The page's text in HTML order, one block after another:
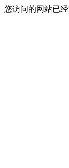
您访问的网站已